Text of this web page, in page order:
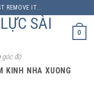
REMOVE IT...
SÀI
góc độ
0
KINH NHA XUONG